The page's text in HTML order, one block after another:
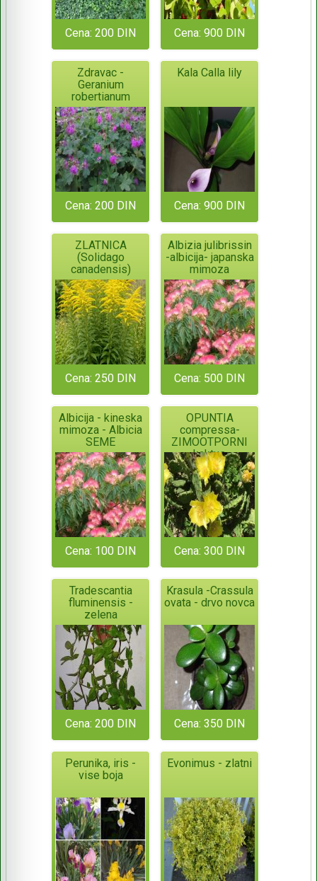
Cena: 200 DIN Cena: 900 DIN
Zdravac -
Geranium
robertianum
Cena: 200 DIN
Kala Calla lily
Cena: 900 DIN
ZLATNICA
(Solidago
canadensis)
Cena: 250 DIN
Albizia julibrissin
-albicija- japanska
mimoza
Cena: 500 DIN
Albicija - kineska
mimoza - Albicia
SEME
Cena: 100 DIN
OPUNTIA
compressa-
ZIMOOTPORNI
kaktus
Cena: 300 DIN
Tradescantia
fluminensis -
zelena
Cena: 200 DIN
Krasula -Crassula
ovata - drvo novca
Cena: 350 DIN
Perunika, iris -
vise boja
Evonimus - zlatni